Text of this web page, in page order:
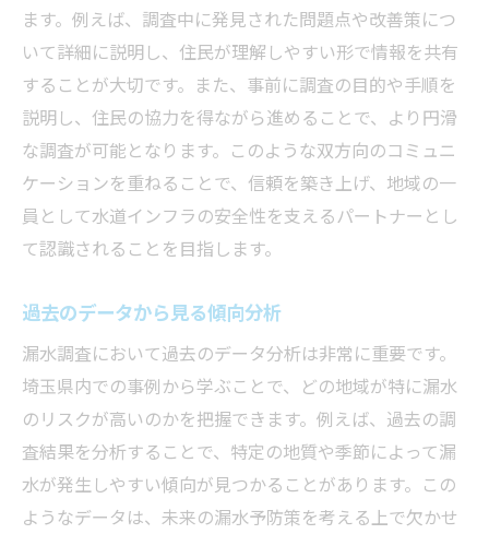
ます。例えば、調査中に発見された問題点や改善策につ
いて詳細に説明し、住民が理解しやすい形で情報を共有
することが大切です。また、事前に調査の目的や手順を
説明し、住民の協力を得ながら進めることで、より円滑
な調査が可能となります。このような双方向のコミュニ
ケーションを重ねることで、信頼を築き上げ、地域の一
員として水道インフラの安全性を支えるパートナーとし
て認識されることを目指します。
過去のデータから見る傾向分析
漏水調査において過去のデータ分析は非常に重要です。
埼玉県内での事例から学ぶことで、どの地域が特に漏水
のリスクが高いのかを把握できます。例えば、過去の調
査結果を分析することで、特定の地質や季節によって漏
水が発生しやすい傾向が見つかることがあります。この
ようなデータは、未来の漏水予防策を考える上で欠かせ